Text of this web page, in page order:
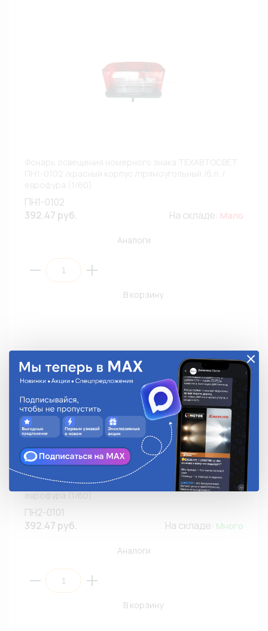
ПН1-0102
392.47 руб.
На складе: Мало
Аналоги
В корзину
Фонарь освещения номерного знака ТЕХАВТОСВЕТ
ПН2-0101 /черный корпус /волнобразный /б.л. /
еврофура (1/60)
ПН2-0101
392.47 руб.
На складе: Много
Аналоги
В корзину